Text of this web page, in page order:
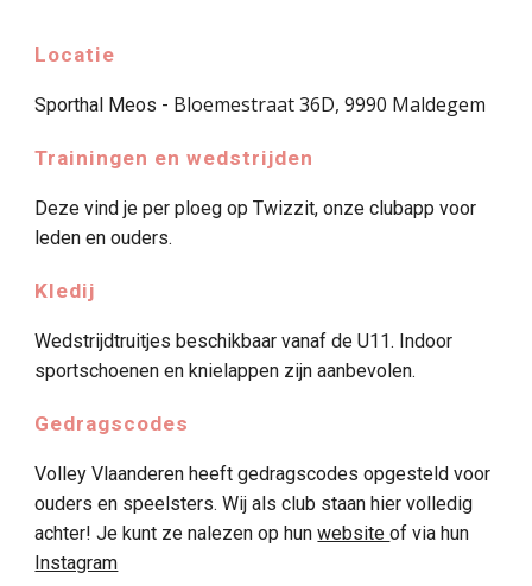
Locatie
Sporthal Meos - Bloemestraat 36D, 9990 Maldegem
Trainingen en wedstrijden
Deze vind je per ploeg op Twizzit, onze clubapp voor
leden en ouders.
Kledij
Wedstrijdtruitjes beschikbaar vanaf de U11. Indoor
sportschoenen en knielappen zijn aanbevolen.
Gedragscodes
Volley Vlaanderen heeft gedragscodes opgesteld voor
ouders en speelsters. Wij als club staan hier volledig
achter! Je kunt ze nalezen op hunwebsiteof via hun
Instagram